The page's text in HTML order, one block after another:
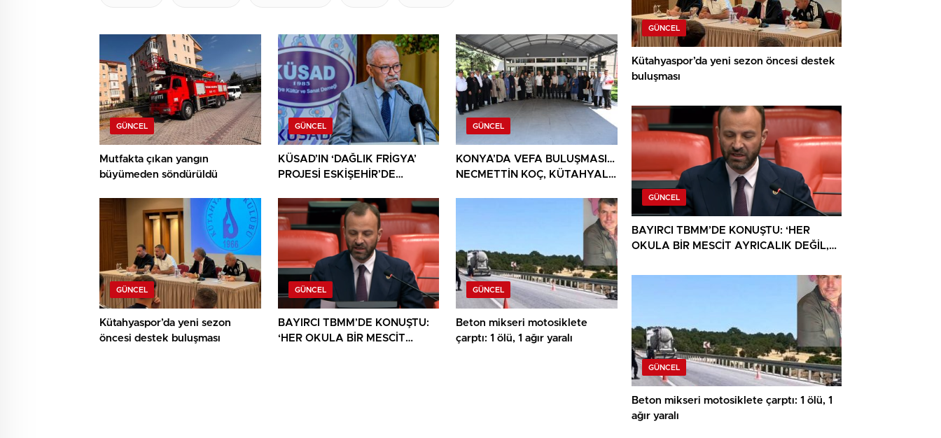
GÜNCEL
Mutfakta çıkan yangın
büyümeden söndürüldü
GÜNCEL
KÜSAD’IN ‘DAĞLIK FRİGYA’
PROJESİ ESKİŞEHİR’DE
BULUŞUYOR
GÜNCEL
KONYA’DA VEFA BULUŞMASI…
NECMETTİN KOÇ, KÜTAHYALI
GÜNCEL
Kütahyaspor’da yeni sezon
öncesi destek buluşması
GÜNCEL
BAYIRCI TBMM’DE KONUŞTU:
‘HER OKULA BİR MESCİT
GÜNCEL
Beton mikseri motosiklete
çarptı: 1 ölü, 1 ağır yaralı
GÜNCEL
Kütahyaspor’da yeni sezon öncesi destek
buluşması
GÜNCEL
BAYIRCI TBMM’DE KONUŞTU: ‘HER
OKULA BİR MESCİT AYRICALIK DEĞİL,
GÜNCEL
Beton mikseri motosiklete çarptı: 1 ölü, 1
ağır yaralı